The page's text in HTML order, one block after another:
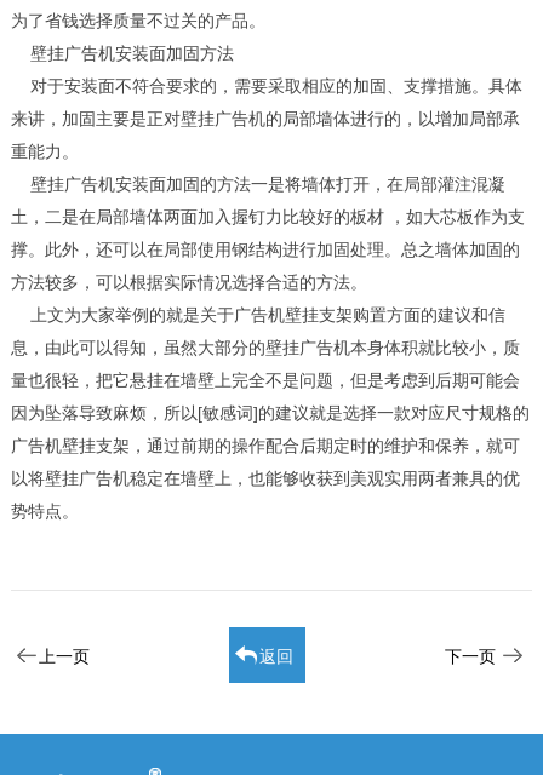
为了省钱选择质量不过关的产品。
壁挂广告机安装面加固方法
对于安装面不符合要求的，需要采取相应的加固、支撑措施。具体
来讲，加固主要是正对壁挂广告机的局部墙体进行的，以增加局部承
重能力。
壁挂广告机安装面加固的方法一是将墙体打开，在局部灌注混凝
土，二是在局部墙体两面加入握钉力比较好的板材 ，如大芯板作为支
撑。此外，还可以在局部使用钢结构进行加固处理。总之墙体加固的
方法较多，可以根据实际情况选择合适的方法。
上文为大家举例的就是关于广告机壁挂支架购置方面的建议和信
息，由此可以得知，虽然大部分的壁挂广告机本身体积就比较小，质
量也很轻，把它悬挂在墙壁上完全不是问题，但是考虑到后期可能会
因为坠落导致麻烦，所以[敏感词]的建议就是选择一款对应尺寸规格的
广告机壁挂支架，通过前期的操作配合后期定时的维护和保养，就可
以将壁挂广告机稳定在墙壁上，也能够收获到美观实用两者兼具的优
势特点。
上一页 返回 下一页